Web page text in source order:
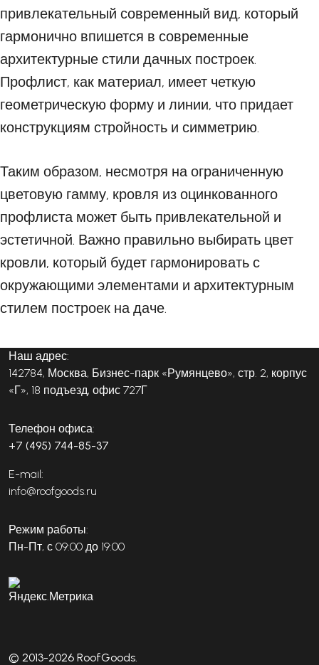
привлекательный современный вид, который
гармонично впишется в современные
архитектурные стили дачных построек.
Профлист, как материал, имеет четкую
геометрическую форму и линии, что придает
конструкциям стройность и симметрию.
Таким образом, несмотря на ограниченную
цветовую гамму, кровля из оцинкованного
профлиста может быть привлекательной и
эстетичной. Важно правильно выбирать цвет
кровли, который будет гармонировать с
окружающими элементами и архитектурным
стилем построек на даче.
Наш адрес:
142784, Москва, Бизнес-парк «Румянцево», стр. 2, корпус
«Г», 18 подъезд, офис 727Г
Телефон офиса:
+7 (495) 744-85-37
E-mail:
info@roofgoods.ru
Режим работы:
Пн-Пт, с 09:00 до 19:00
© 2013-2026 RoofGoods.